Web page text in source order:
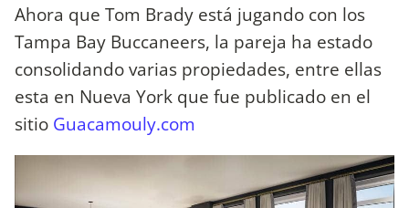
Ahora que Tom Brady está jugando con los
Tampa Bay Buccaneers, la pareja ha estado
consolidando varias propiedades, entre ellas
esta en Nueva York que fue publicado en el
sitio Guacamouly.com